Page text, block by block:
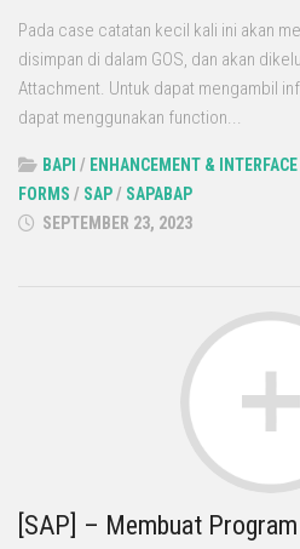
Pada case catatan kecil kali ini akan
disimpan di dalam GOS, dan akan
Attachment. Untuk dapat mengambil
dapat menggunakan function...
BAPI / ENHANCEMENT & INTERFACE
FORMS / SAP/ SAPABAP
SEPTEMBER 23, 2023
[SAP] – Membuat